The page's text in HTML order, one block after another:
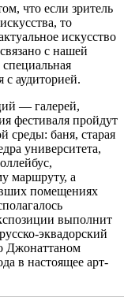
что если зритель
то
искусство
с нашей
с аудиторией.
— галерей,
фестиваля пройдут
среды: баня, старая
университета,
маршруту, а
помещениях
выполнит
эквадорский
Джонаттаном
в настоящее арт-